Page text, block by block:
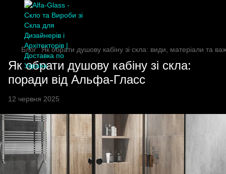
Блог Як обрати душову кабіну зі скла: види, матеріали та
Як обрати душову кабіну зі скла:
поради від Альфа-Гласс
12 червня 2025